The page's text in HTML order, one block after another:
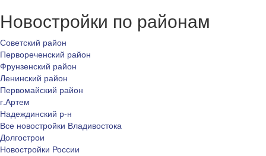
Новостройки по районам
Советский район
Первореченский район
Фрунзенский район
Ленинский район
Первомайский район
г.Артем
Надеждинский р-н
Все новостройки Владивостока
Долгострои
Новостройки России